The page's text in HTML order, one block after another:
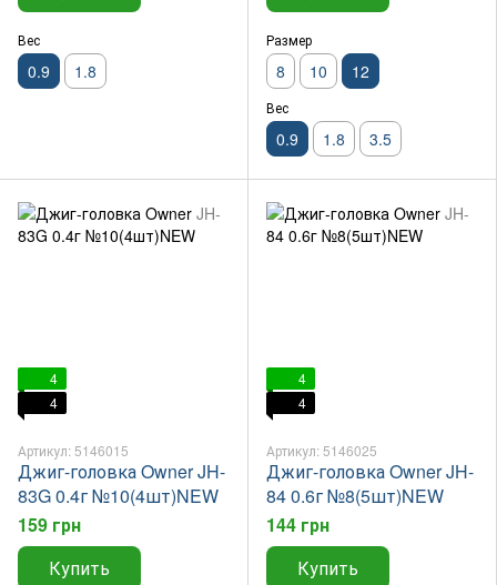
Вес
0.9 1.8
Размер
8 10 12
Вес
0.9 1.8 3.5
4
4
Артикул: 5146015
Джиг-головка Owner JH-
83G 0.4г №10(4шт)NEW
159 грн
Купить
4
4
Артикул: 5146025
Джиг-головка Owner JH-
84 0.6г №8(5шт)NEW
144 грн
Купить